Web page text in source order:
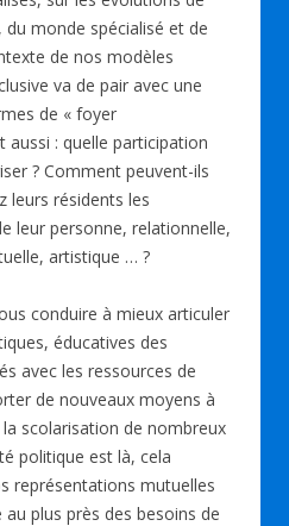
du monde spécialisé et de
de nos modèles
va de pair avec une
de « foyer
aussi : quelle participation
? Comment peuvent-ils
leurs résidents les
leur personne, relationnelle,
artistique … ?
conduire à mieux articuler
éducatives des
avec les ressources de
de nouveaux moyens à
scolarisation de nombreux
politique est là, cela
représentations mutuelles
plus près des besoins de